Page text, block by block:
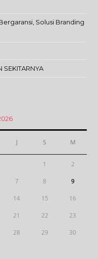
Solusi Branding
SEKITARNYA
J S M
1 2
7 8 9
14 15 16
21 22 23
28 29 30